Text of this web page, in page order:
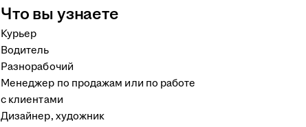
Что вы узнаете
Курьер
Водитель
Разнорабочий
Менеджер по продажам или по работе
с клиентами
Дизайнер, художник